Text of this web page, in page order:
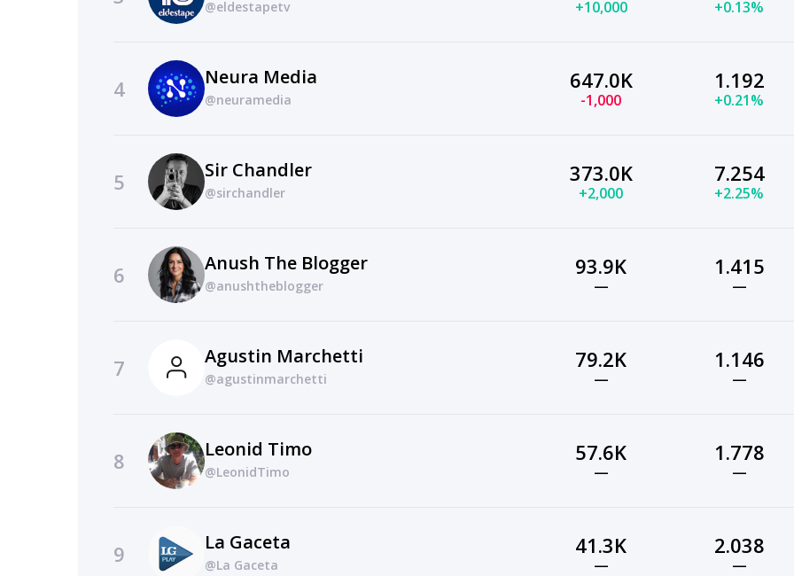
@eldestapetv +10,000 +0.13%
4 Neura Media
@neuramedia
647.0K
-1,000
1.192
+0.21%
5 Sir Chandler
@sirchandler
373.0K
+2,000
7.254
+2.25%
6 Anush The Blogger
@anushtheblogger
93.9K
—
1.415
—
7 Agustin Marchetti
@agustinmarchetti
79.2K
—
1.146
—
8 Leonid Timo
@LeonidTimo
57.6K
—
1.778
—
9 La Gaceta
@La Gaceta
41.3K
—
2.038
—